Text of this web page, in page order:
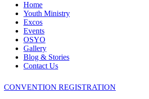
Home
Youth Ministry
Excos
Events
OSYO
Gallery
Blog & Stories
Contact Us
CONVENTION REGISTRATION